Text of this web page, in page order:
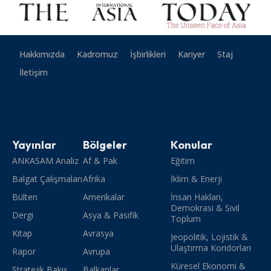
Hakkımızda Kadromuz İşbirlikleri Kariyer
Staj
İletişim
Yayınlar
ANKASAM Analiz
Balgat Çalışmaları
Bülten
Dergi
Kitap
Rapor
Bölgeler
Af & Pak
Afrika
Amerikalar
Asya & Pasifik
Avrasya
Avrupa
Konular
Eğitim
İklim & Enerji
İnsan Hakları,
Demokrasi & Sivil
Toplum
Jeopolitik, Lojistik &
Ulaştırma Koridorları
Küresel Ekonomi &